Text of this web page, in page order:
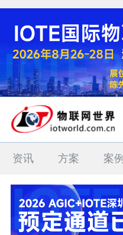
资讯 方案 案例